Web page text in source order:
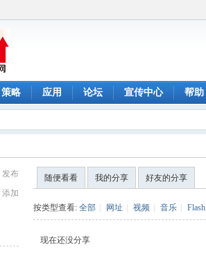
策略 应用 论坛 宣传中心 帮助
发布
添加
随便看看 我的分享 好友的分享
按类型查看: 全部 网址 视频 音乐 Flash
现在还没分享